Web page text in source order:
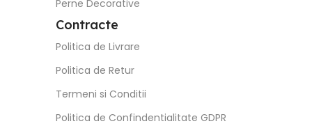
Return
Social Media
TikTok
Facebook
Instagram